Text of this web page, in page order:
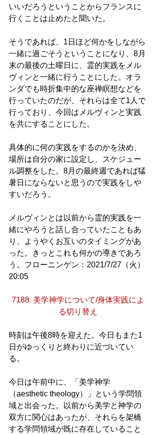
いいだろうということからフランスに
行くことは止めたと聞いた。
そうであれば、1日ほど何かをしながら
一緒に過ごそうということになり、8月
末の最後の土曜日に、霊的実践をメル
ヴィンと一緒に行うことにした。オラ
ンダでも時折集中的な座禅瞑想などを
行っていたのだが、それらは全て1人で
行っており、今回はメルヴィンと実践
を共にすることにした。
具体的に何の実践をするのかを決め、
場所は自分の家に設定し、スケジュー
ル調整をした。8月の最終週であれば猛
暑日にならないと思うので実践をしや
すいだろう。
メルヴィンとは以前から霊的実践を一
緒にやろうと話し合っていたこともあ
り、ようやくお互いのタイミングがあ
った。きっとこれも何かの導きであろ
う。フローニンゲン：2021/7/27（火）
20:05
7188. 美学神学について/身体実践によ
る切り替え
時刻は午後8時を迎えた。今日もまた1
日がゆっくりと終わりに近づいてい
る。
今日は午前中に、「美学神学
（aesthetic theology）」という学問領
域と出会った。以前から美学と神学の
双方に関心はあったが、それらを架橋
する学問領域が既に存在していること